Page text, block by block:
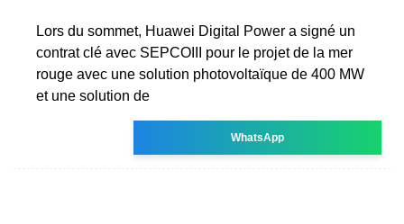
Lors du sommet, Huawei Digital Power a signé un
contrat clé avec SEPCOIII pour le projet de la mer
rouge avec une solution photovoltaïque de 400 MW
et une solution de
WhatsApp